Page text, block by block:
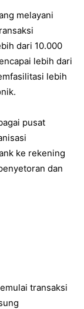
melayani
dari 10.000
lebih dari
lebih
pusat
ke rekening
dan
transaksi